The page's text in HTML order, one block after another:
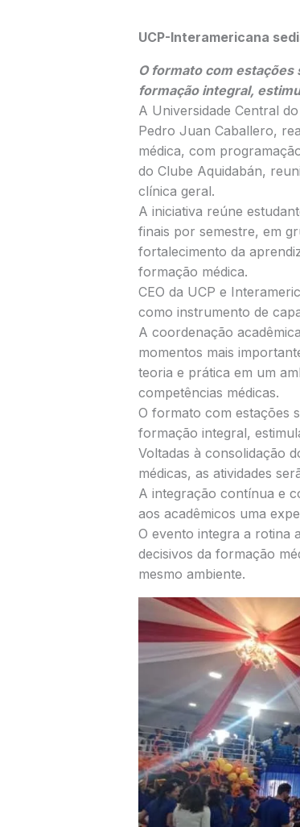
UCP-Interamericana
O formato com
formação integral,
A Universidade Central
Pedro Juan Caballero,
médica, com
do Clube Aquidabán,
clínica geral.
A iniciativa reúne
finais por semestre, em
fortalecimento da
formação médica.
CEO da UCP e
como instrumento de
A coordenação
momentos mais
teoria e prática em um
competências médicas.
O formato com estações
formação integral,
Voltadas à consolidação
médicas, as atividades
A integração contínua e
aos acadêmicos uma
O evento integra a rotina
decisivos da formação
mesmo ambiente.